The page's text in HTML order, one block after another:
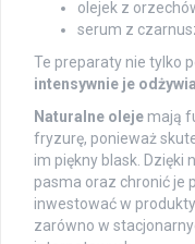
olejek z
serum z
Te preparaty nie tylko
intensywnie je
Naturalne oleje mają
fryzurę, ponieważ
im piękny blask. Dzięki
pasma oraz chronić je
inwestować w
zarówno w